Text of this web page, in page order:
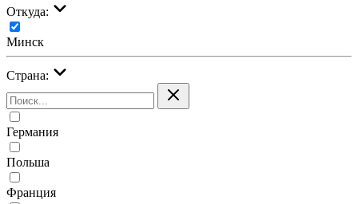
Откуда:
Минск
Страна:
Германия
Польша
Франция